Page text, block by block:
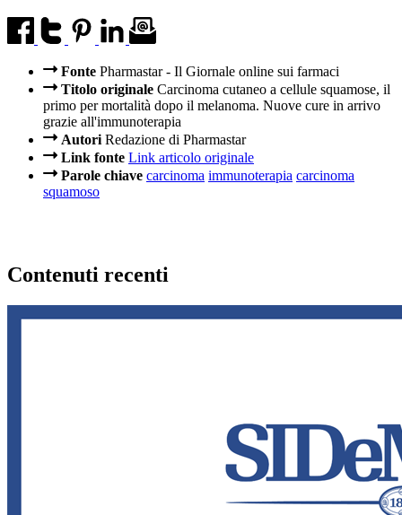
Fonte Pharmastar - Il Giornale online sui farmaci
Titolo originale Carcinoma cutaneo a cellule squamose, il
primo per mortalità dopo il melanoma. Nuove cure in arrivo
grazie all'immunoterapia
Autori Redazione di Pharmastar
Link fonte Link articolo originale
Parole chiave carcinoma immunoterapia carcinoma
squamoso
Contenuti recenti